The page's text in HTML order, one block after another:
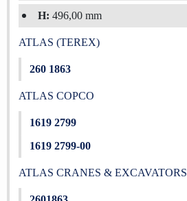
H: 496,00 mm
ATLAS (TEREX)
260 1863
ATLAS COPCO
1619 2799
1619 2799-00
ATLAS CRANES & EXCAVATORS